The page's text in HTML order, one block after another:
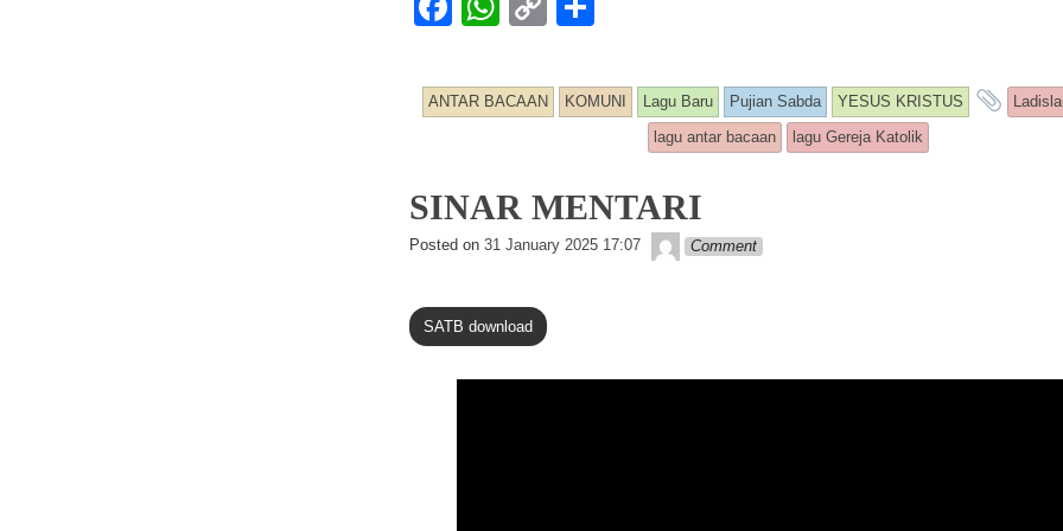
c
e
o
o
at
s
p
p
p
y
n
k
ar
e
ANTAR BACAAN KOMUNI Lagu Baru Pujian Sabda YESUS KRISTUS and
lagu antar bacaan
lagu Gereja Katolik
SINAR MENTARI
Posted on 31 January 2025 17:07 Lapopp music
Comment
SATB download